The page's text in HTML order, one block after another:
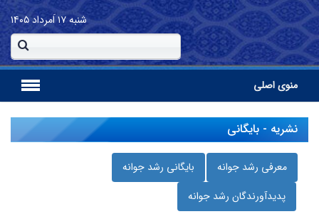
شنبه۱۷ اَمرداد ۱۴۰۵
منوی اصلی
نشریه - بایگانی
معرفی رشد جوانه
بایگانی رشد جوانه
پدیدآورندگان رشد جوانه